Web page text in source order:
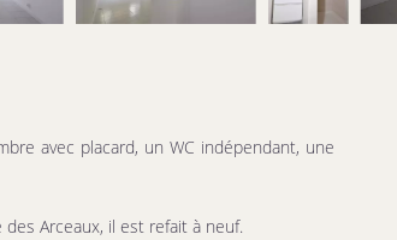
avec placard, un WC indépendant, une
Arceaux, il est refait à neuf.